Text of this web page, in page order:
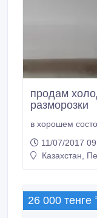
продам
разморозки
в хорошем
11/07/2017
Казахстан,
26 000 тенге